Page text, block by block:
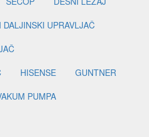
DALJINSKI UPRAVLJAČ
HISENSE
GUNTNER
PUMPA